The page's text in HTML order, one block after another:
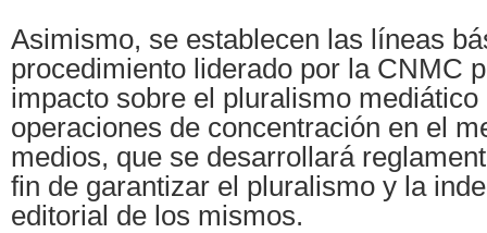
Asimismo, se establecen las líneas
procedimiento liderado por la CNMC
impacto sobre el pluralismo mediático
operaciones de concentración en el
medios, que se desarrollará
fin de garantizar el pluralismo y la
editorial de los mismos.